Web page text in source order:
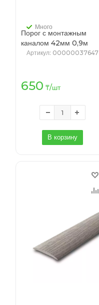
Порог с монтажным
каналом 42мм 0,9м
"Идеал", 211 Дуб рустик
Много
Артикул: 00000037647
650 ₸/шт
В корзину